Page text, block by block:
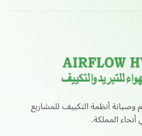
أنظمة التكييف للمشاريع
أنحاء المملكة.